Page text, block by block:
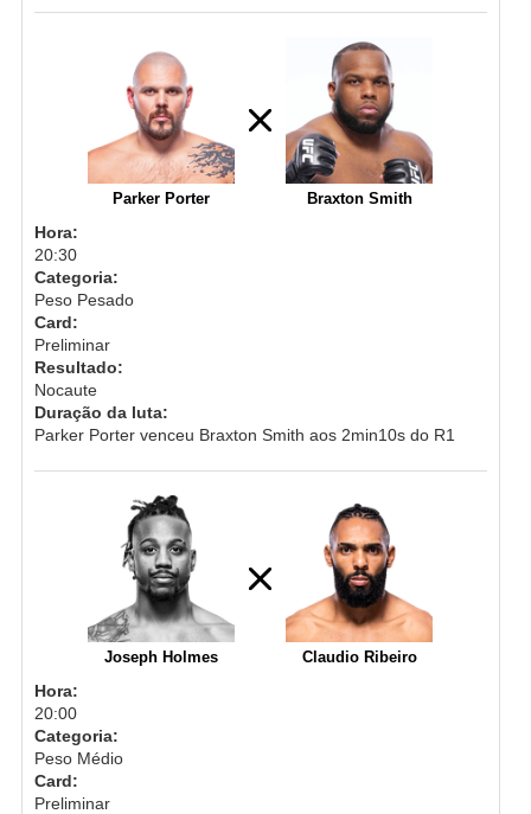
Parker Porter Braxton Smith
Hora:
20:30
Categoria:
Peso Pesado
Card:
Preliminar
Resultado:
Nocaute
Duração da luta:
Parker Porter venceu Braxton Smith aos 2min10s do R1
Joseph Holmes Claudio Ribeiro
Hora:
20:00
Categoria:
Peso Médio
Card:
Preliminar